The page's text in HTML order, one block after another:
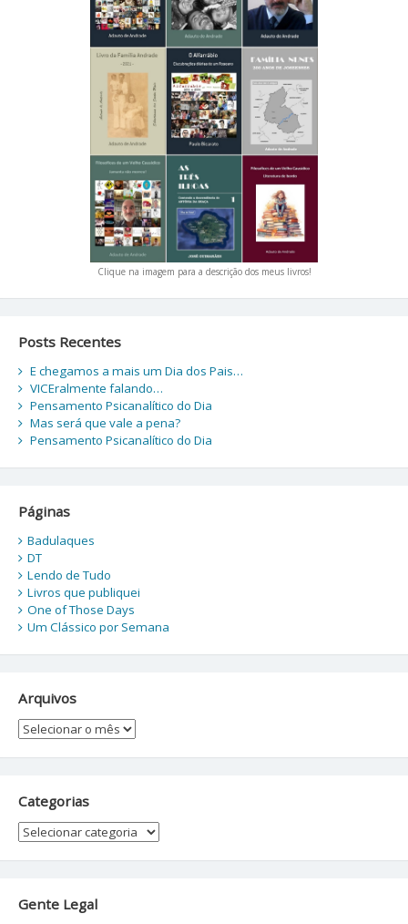
Clique na imagem para a descrição dos meus livros!
Posts Recentes
E chegamos a mais um Dia dos Pais…
VICEralmente falando…
Pensamento Psicanalítico do Dia
Mas será que vale a pena?
Pensamento Psicanalítico do Dia
Páginas
Badulaques
DT
Lendo de Tudo
Livros que publiquei
One of Those Days
Um Clássico por Semana
Arquivos
Arquivos
Categorias
Categorias
Gente Legal